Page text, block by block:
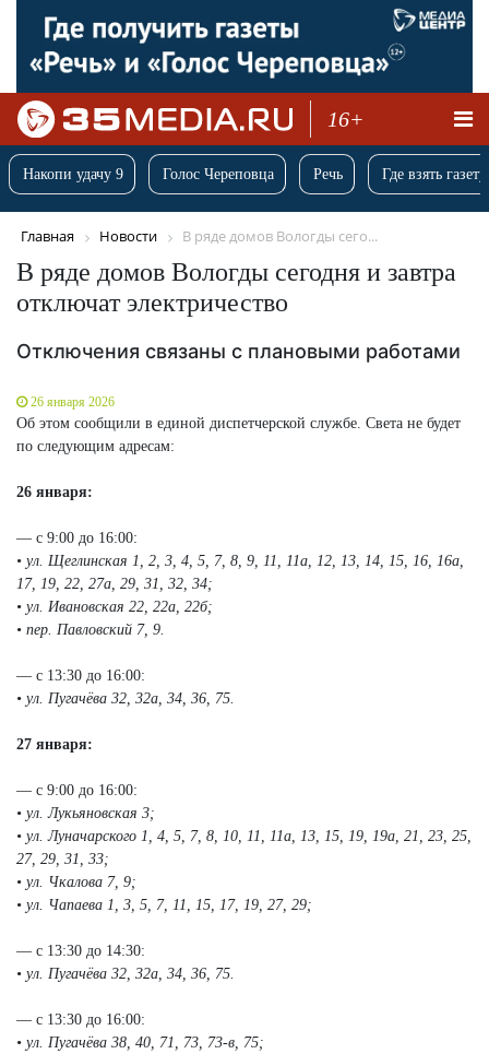
16+
Накопи удачу 9 Голос Череповца Речь Где взять
Главная Новости В ряде домов Вологды сего...
В ряде домов Вологды сегодня и завтра
отключат электричество
Отключения связаны с плановыми работами
26 января 2026
Об этом сообщили в единой диспетчерской службе. Света не будет
по следующим адресам:
26 января:
— с 9:00 до 16:00:
• ул. Щеглинская 1, 2, 3, 4, 5, 7, 8, 9, 11, 11а, 12, 13, 14, 15, 16, 16а,
17, 19, 22, 27а, 29, 31, 32, 34;
• ул. Ивановская 22, 22а, 22б;
• пер. Павловский 7, 9.
— с 13:30 до 16:00:
• ул. Пугачёва 32, 32а, 34, 36, 75.
27 января:
— с 9:00 до 16:00:
• ул. Лукьяновская 3;
• ул. Луначарского 1, 4, 5, 7, 8, 10, 11, 11а, 13, 15, 19, 19а, 21, 23, 25,
27, 29, 31, 33;
• ул. Чкалова 7, 9;
• ул. Чапаева 1, 3, 5, 7, 11, 15, 17, 19, 27, 29;
— с 13:30 до 14:30:
• ул. Пугачёва 32, 32а, 34, 36, 75.
— с 13:30 до 16:00:
• ул. Пугачёва 38, 40, 71, 73, 73-в, 75;